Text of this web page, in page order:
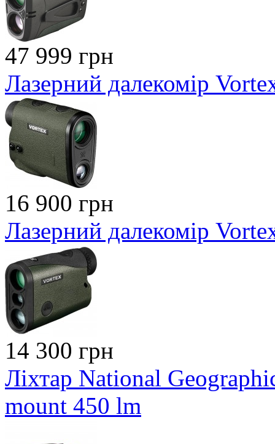
47 999 грн
Лазерний далекомір
16 900 грн
Лазерний далекомір
14 300 грн
Ліхтар National
mount 450 lm